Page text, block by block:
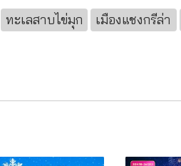
ทะเลสาบไข่มุก เมืองแชงกรีล่า